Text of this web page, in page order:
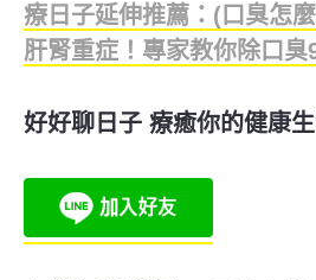
療日子延伸推薦：(口臭怎
肝腎重症！專家教你除口臭
好好聊日子 療癒你的健康